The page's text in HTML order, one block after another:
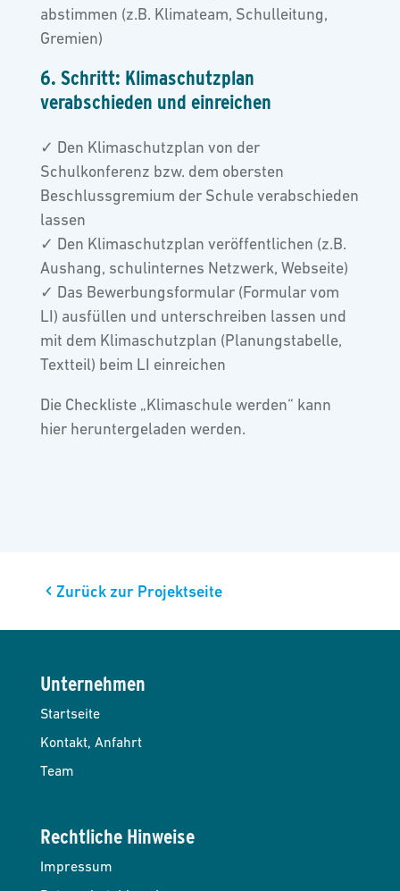
abstimmen (z.B. Klimateam, Schulleitung,
Gremien)
6. Schritt: Klimaschutzplan
verabschieden und einreichen
✓ Den Klimaschutzplan von der
Schulkonferenz bzw. dem obersten
Beschlussgremium der Schule verabschieden
lassen
✓ Den Klimaschutzplan veröffentlichen (z.B.
Aushang, schulinternes Netzwerk, Webseite)
✓ Das Bewerbungsformular (Formular vom
LI) ausfüllen und unterschreiben lassen und
mit dem Klimaschutzplan (Planungstabelle,
Textteil) beim LI einreichen
Die Checkliste „Klimaschule werden“ kann
hier heruntergeladen werden.
Zurück zur Projektseite
Unternehmen
Startseite
Kontakt, Anfahrt
Team
Rechtliche Hinweise
Impressum